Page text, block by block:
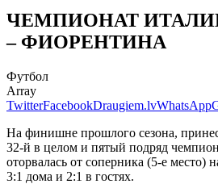
ЧЕМПИОНАТ
– ФИОРЕНТИНА
Футбол
Array
TwitterFacebookDraugiem.lvWhatsApp
На финишне прошлого сезона,
32-й в целом и пятый подряд
оторвалась от соперника (5-е место)
3:1 дома и 2:1 в гостях.